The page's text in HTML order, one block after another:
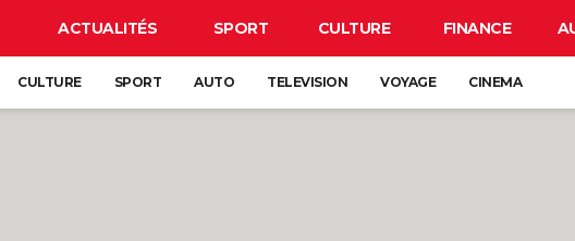
ACTUALITÉS SPORT CULTURE FINANCE
CULTURE SPORT AUTO TELEVISION VOYAGE CINEMA